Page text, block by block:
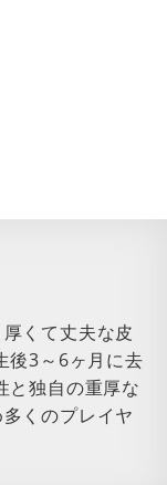
くて丈夫な皮
後3～6ヶ月に去
と独自の重厚な
くのプレイヤ